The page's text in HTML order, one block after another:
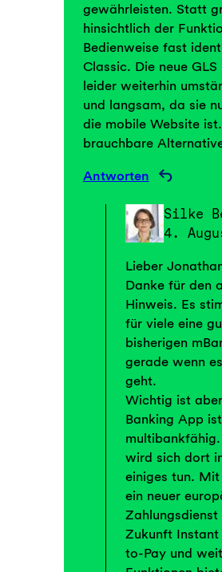
gewährleisten. Statt
hinsichtlich der
Bedienweise fast
Classic. Die neue GLS
leider weiterhin
und langsam, da sie
die mobile Website ist.
brauchbare
Antworten
Silke
4.
Lieber
Danke für den
Hinweis. Es
für viele eine
bisherigen
gerade wenn
geht.
Wichtig ist aber
Banking App
multibankfähig.
wird sich dort
einiges tun. Mit
ein neuer
Zahlungsdienst
Zukunft Instant
to-Pay und